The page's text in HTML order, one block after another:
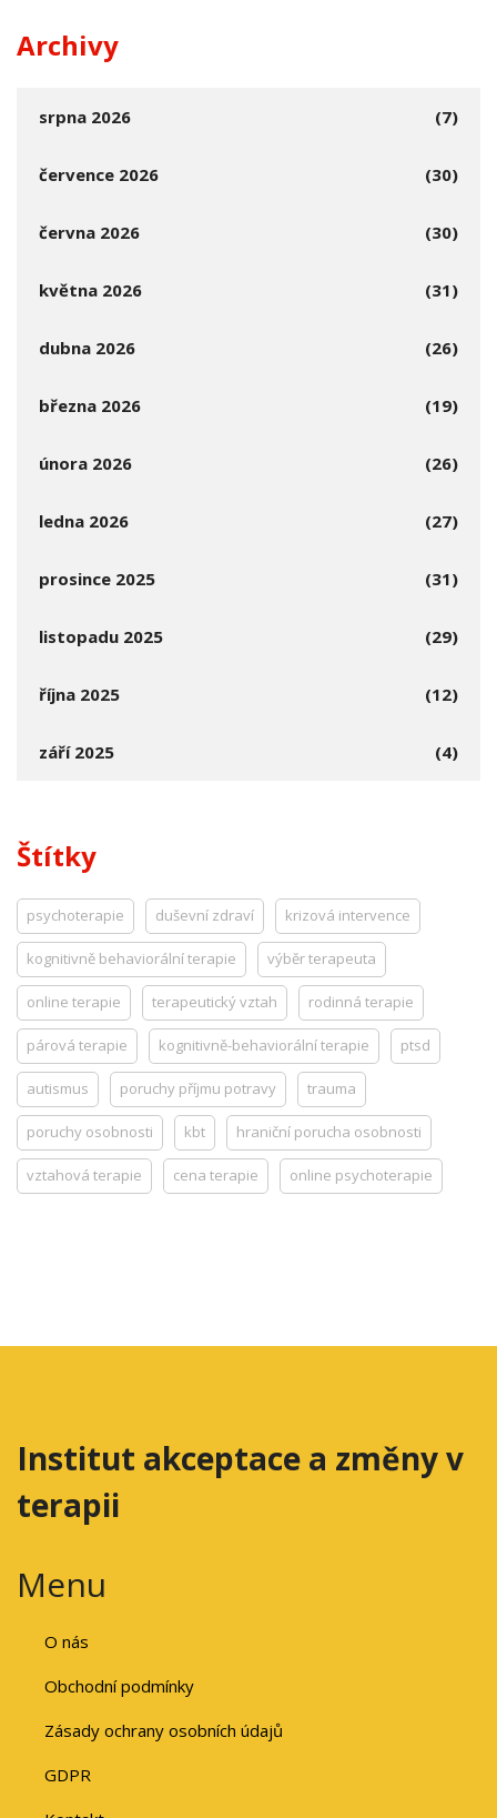
Archivy
srpna 2026 (7)
července 2026 (30)
června 2026 (30)
května 2026 (31)
dubna 2026 (26)
března 2026 (19)
února 2026 (26)
ledna 2026 (27)
prosince 2025 (31)
listopadu 2025 (29)
října 2025 (12)
září 2025 (4)
Štítky
psychoterapie duševní zdraví krizová intervence
kognitivně behaviorální terapie výběr terapeuta
online terapie terapeutický vztah rodinná terapie
párová terapie kognitivně-behaviorální terapie ptsd
autismus poruchy příjmu potravy trauma
poruchy osobnosti kbt hraniční porucha osobnosti
vztahová terapie cena terapie online psychoterapie
Institut akceptace a změny v
terapii
Menu
O nás
Obchodní podmínky
Zásady ochrany osobních údajů
GDPR